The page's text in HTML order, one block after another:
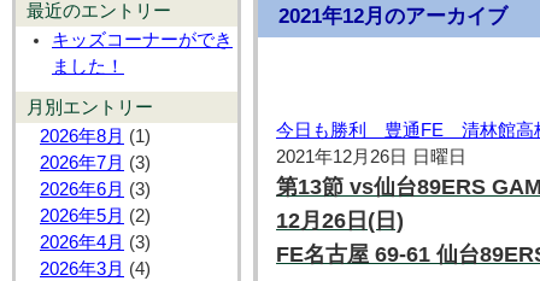
最近のエントリー
キッズコーナーができ
ました！
月別エントリー
2026年8月 (1)
2026年7月 (3)
2026年6月 (3)
2026年5月 (2)
2026年4月 (3)
2026年3月 (4)
2021年12月のアーカイブ
今日も勝利 豊通FE 清林館高
2021年12月26日 日曜日
第13節 vs仙台89ERS
12月26日(日)
FE名古屋 69-61 仙台